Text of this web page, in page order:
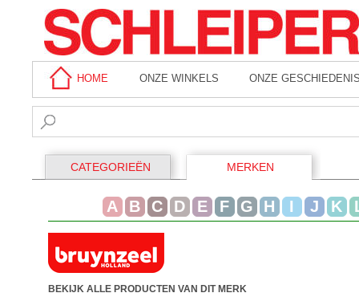
HOME ONZE WINKELS ONZE
CATEGORIEËN MERKEN
A B C D E F G H I J K
BEKIJK ALLE PRODUCTEN VAN DIT MERK